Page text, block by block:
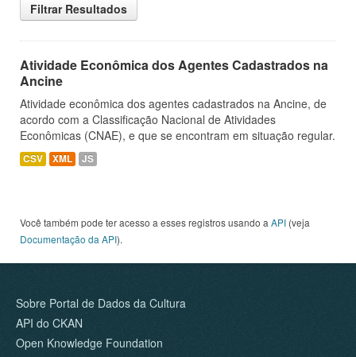
Filtrar Resultados
Atividade Econômica dos Agentes Cadastrados na
Ancine
Atividade econômica dos agentes cadastrados na Ancine, de
acordo com a Classificação Nacional de Atividades
Econômicas (CNAE), e que se encontram em situação regular.
CSV XML JS
Você também pode ter acesso a esses registros usando a API (veja
Documentação da API).
Sobre Portal de Dados da Cultura
API do CKAN
Open Knowledge Foundation